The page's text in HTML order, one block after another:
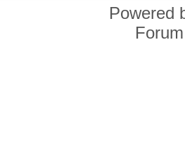
Powered